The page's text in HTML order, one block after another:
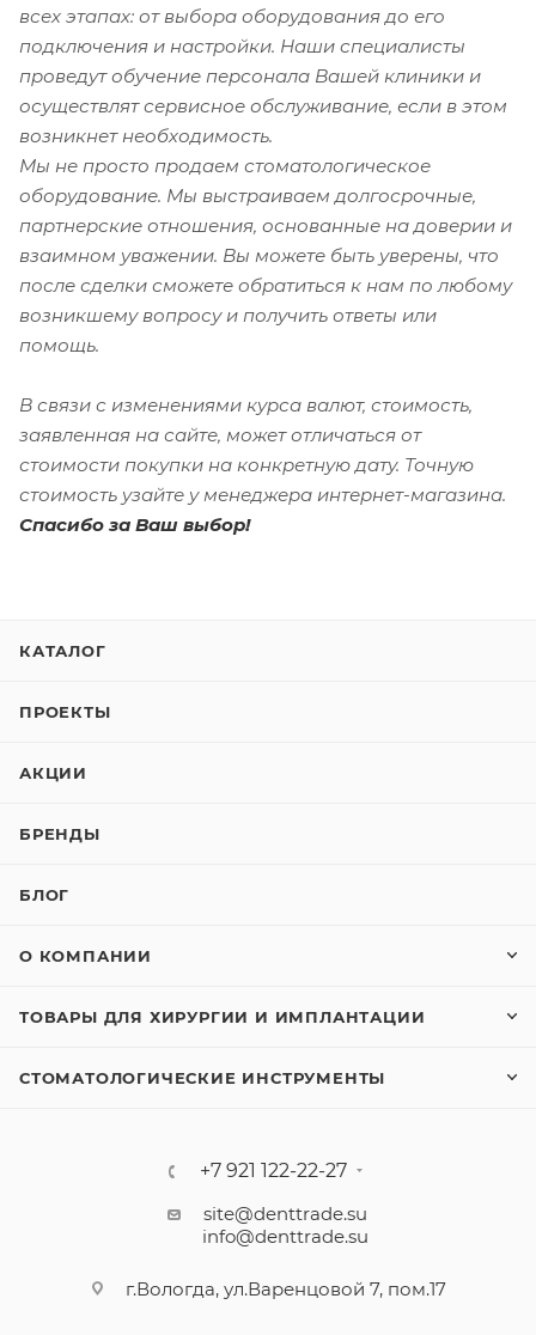
всех этапах: от выбора оборудования до его
подключения и настройки. Наши специалисты
проведут обучение персонала Вашей клиники и
осуществлят сервисное обслуживание, если в этом
возникнет необходимость.
Мы не просто продаем стоматологическое
оборудование. Мы выстраиваем долгосрочные,
партнерские отношения, основанные на доверии и
взаимном уважении. Вы можете быть уверены, что
после сделки сможете обратиться к нам по любому
возникшему вопросу и получить ответы или
помощь.
В связи с изменениями курса валют, стоимость,
заявленная на сайте, может отличаться от
стоимости покупки на конкретную дату. Точную
стоимость узайте у менеджера интернет-магазина.
Спасибо за Ваш выбор!
КАТАЛОГ
ПРОЕКТЫ
АКЦИИ
БРЕНДЫ
БЛОГ
О КОМПАНИИ
ТОВАРЫ ДЛЯ ХИРУРГИИ И ИМПЛАНТАЦИИ
СТОМАТОЛОГИЧЕСКИЕ ИНСТРУМЕНТЫ
+7 921 122-22-27
site@denttrade.su
info@denttrade.su
г.Вологда, ул.Варенцовой 7, пом.17